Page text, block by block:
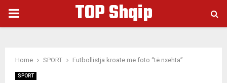
PRIMARY
TOP Shqip
Home SPORT Futbollistja kroate me foto “të nxehta”
SPORT